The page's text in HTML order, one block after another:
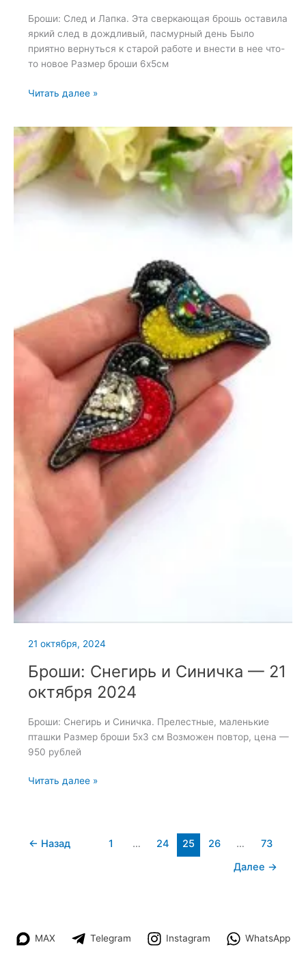
Броши: След и Лапка. Эта сверкающая брошь оставила
яркий след в дождливый, пасмурный день Было
приятно вернуться к старой работе и внести в нее что-
то новое Размер броши 6х5см
Броши:
Лапка
Читать далее »
21 октября, 2024
Броши: Снегирь и Синичка — 21
октября 2024
Броши: Снегирь и Синичка. Прелестные, маленькие
пташки Размер броши 5х3 см Возможен повтор, цена —
950 рублей
Броши:
—
Читать далее »
← Назад 1 … 24 25 26 …
73
Далее →
MAX Telegram Instagram WhatsApp